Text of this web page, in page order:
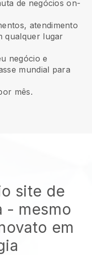
de negócios on-
atendimento
qualquer lugar
negócio e
mundial para
mês.
site de
- mesmo
em